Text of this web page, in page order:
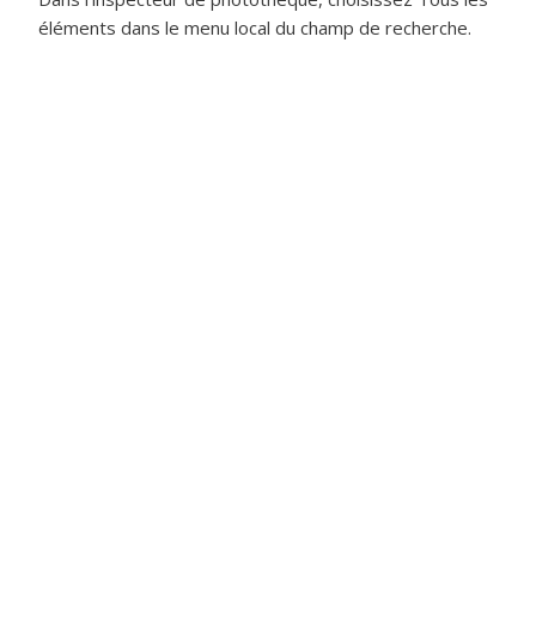
éléments dans le menu local du champ de recherche.